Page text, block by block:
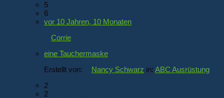
5
6
vor 10 Jahren, 10 Monaten
Corrie
eine Tauchermaske
Erstellt von:
Nancy Schwarz in: ABC Ausrüstung
2
2